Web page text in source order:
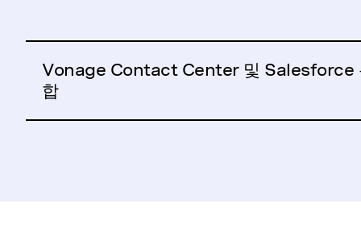
Vonage Contact Center 및 Salesforce
합